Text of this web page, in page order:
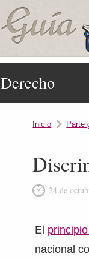
Derecho
Inicio Parte
24 de
El
nacional